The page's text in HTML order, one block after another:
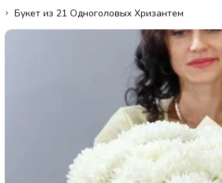
Букет из 21 Одноголовых Хризантем